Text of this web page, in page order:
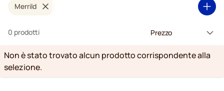
Merrild
0 prodotti
Non è stato trovato alcun prodotto corrispondente alla
selezione.